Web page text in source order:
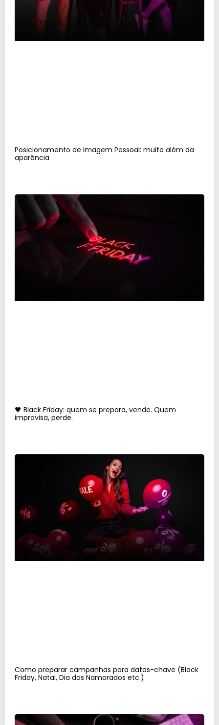
Posicionamento de Imagem Pessoal: muito além da
aparência
🖤 Black Friday: quem se prepara, vende. Quem
improvisa, perde.
Como preparar campanhas para datas-chave (Black
Friday, Natal, Dia dos Namorados etc.)